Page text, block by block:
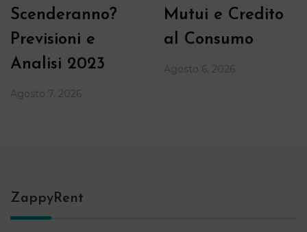
Scenderanno?
Previsioni e
Analisi 2023
Agosto 7, 2026
Mutui e Credito
al Consumo
Agosto 6, 2026
ZappyRent